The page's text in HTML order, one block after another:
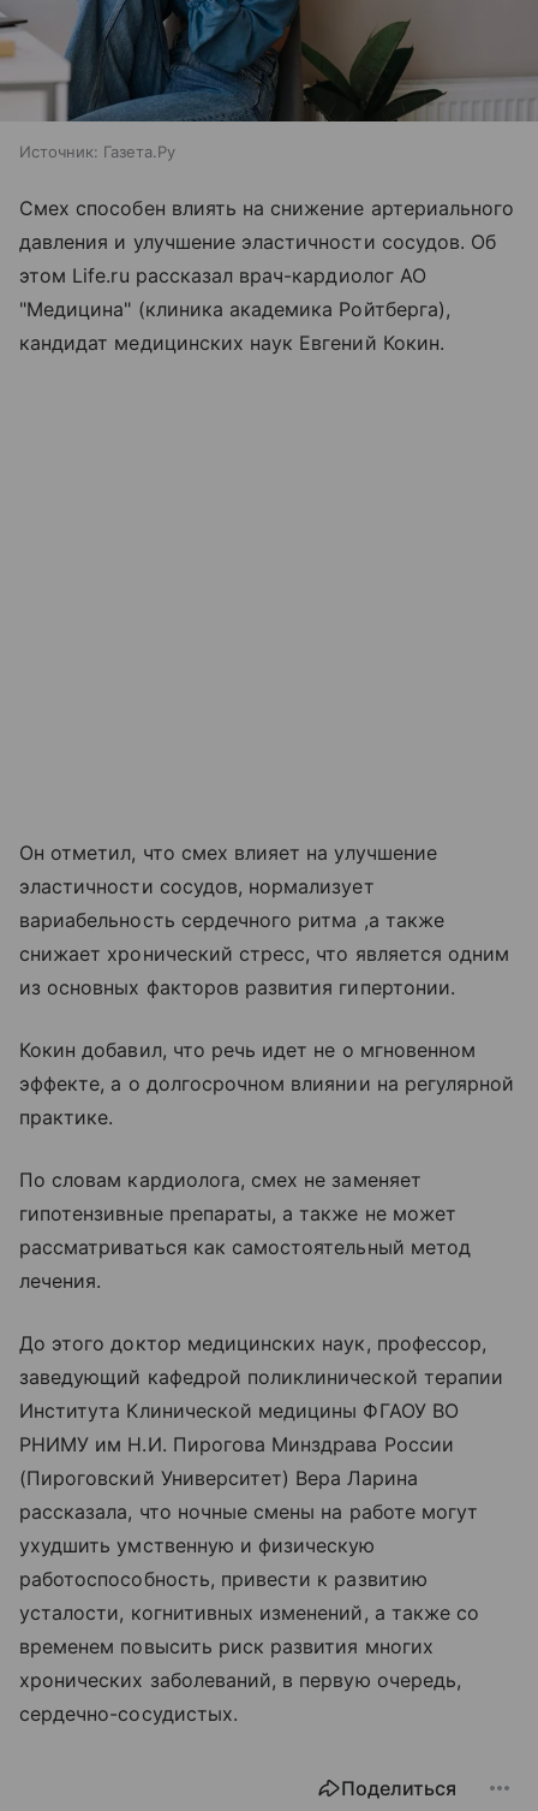
Источник: Газета.Ру
Смех способен влиять на снижение артериального
давления и улучшение эластичности сосудов. Об
этом Life.ru рассказал врач-кардиолог АО
"Медицина" (клиника академика Ройтберга),
кандидат медицинских наук Евгений Кокин.
Он отметил, что смех влияет на улучшение
эластичности сосудов, нормализует
вариабельность сердечного ритма ,а также
снижает хронический стресс, что является одним
из основных факторов развития гипертонии.
Кокин добавил, что речь идет не о мгновенном
эффекте, а о долгосрочном влиянии на регулярной
практике.
По словам кардиолога, смех не заменяет
гипотензивные препараты, а также не может
рассматриваться как самостоятельный метод
лечения.
До этого доктор медицинских наук, профессор,
заведующий кафедрой поликлинической терапии
Института Клинической медицины ФГАОУ ВО
РНИМУ им Н.И. Пирогова Минздрава России
(Пироговский Университет) Вера Ларина
рассказала, что ночные смены на работе могут
ухудшить умственную и физическую
работоспособность, привести к развитию
усталости, когнитивных изменений, а также со
временем повысить риск развития многих
хронических заболеваний, в первую очередь,
сердечно-сосудистых.
Поделиться